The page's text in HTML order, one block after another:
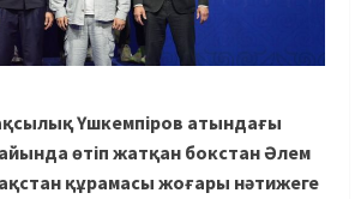
Үшкемпіров атындағы
өтіп жатқан бокстан Әлем
құрамасы жоғары нәтижеге